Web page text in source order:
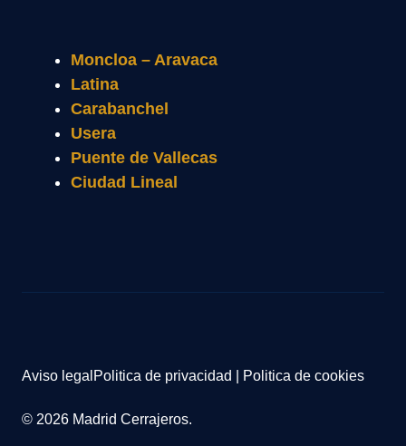
Moncloa – Aravaca
Latina
Carabanchel
Usera
Puente de Vallecas
Ciudad Lineal
© 2026 Madrid Cerrajeros.
Aviso legal Politica de privacidad Politica de cookies